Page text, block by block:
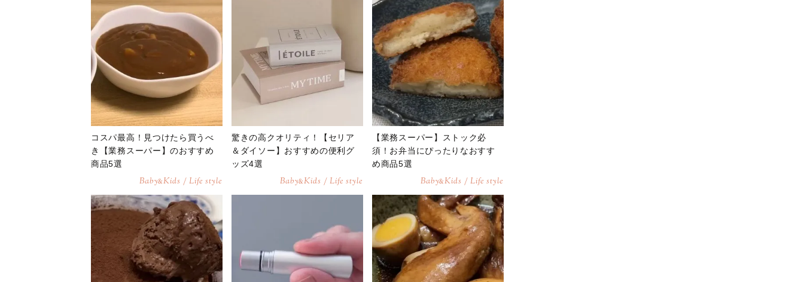
コスパ最高！見つけたら買うべ
き【業務スーパー】のおすすめ
商品5選
Baby&Kids / Life style
驚きの高クオリティ！【セリア
＆ダイソー】おすすめの便利グ
ッズ4選
Baby&Kids / Life style
【業務スーパー】ストック必
須！お弁当にぴったりなおすす
め商品5選
Baby&Kids / Life style